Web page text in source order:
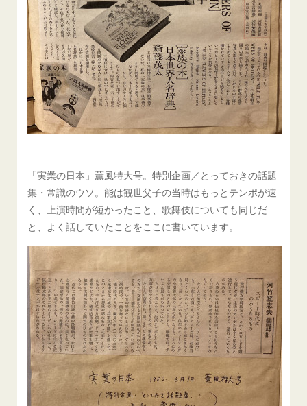
「実業の日本」薫風特大号。特別企画／とっておきの話題
集・常識のウソ。能は観世父子の当時はもっとテンポが速
く、上演時間が短かったこと、歌舞伎についても同じだ
と、よく話していたことをここに書いています。